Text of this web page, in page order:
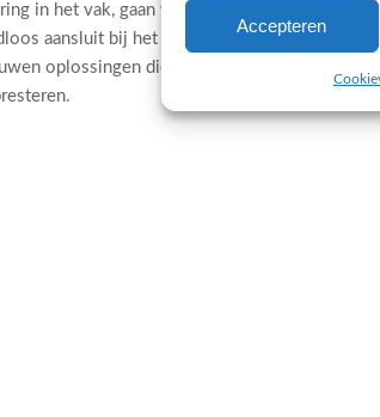
Accepteren
in het vak, gaan wij de uitdaging aan om iets
aansluit bij het DNA van jouw organisatie.
oplossingen die niet alleen visueel indruk